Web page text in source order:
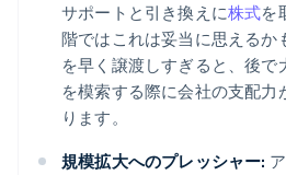
サポートと引き換えに株式を
階ではこれは妥当に思えるか
を早く譲渡しすぎると、後で
を模索する際に会社の支配力
ります。
規模拡大へのプレッシャー: